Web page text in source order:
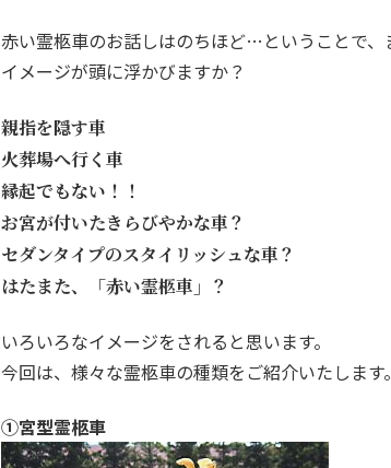
赤い霊柩車のお話しはのちほど…ということで
イメージが頭に浮かびますか？
親指を隠す車
火葬場へ行く車
縁起でもない！！
お宮が付いたきらびやかな車？
セダンタイプのスタイリッシュな車？
はたまた、「赤い霊柩車」？
いろいろなイメージをされると思います。
今回は、様々な霊柩車の種類をご紹介いたします。
①宮型霊柩車